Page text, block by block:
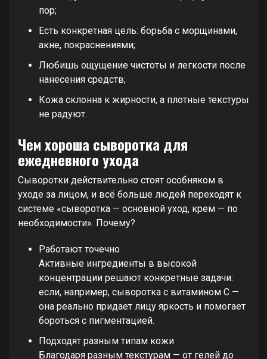
пор;
Есть конкретная цель: борьба с морщинами,
акне, покраснениями;
Любишь ощущение чистоты и легкости после
нанесения средств;
Кожа склонна к жирности, а плотные текстуры
не радуют.
Чем хороша сыворотка для
ежедневного ухода
Сыворотки действительно стоят особняком в
уходе за лицом, и всё больше людей переходят к
системе «сыворотка — основной уход, крем — по
необходимости». Почему?
Работают точечно
Активные ингредиенты в высокой
концентрации решают конкретные задачи:
если, например, сыворотка с витамином С —
она реально придает лицу яркость и помогает
бороться с пигментацией.
Подходят разным типам кожи
Благодаря разным текстурам — от гелей до